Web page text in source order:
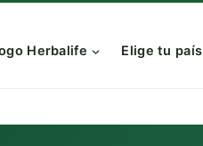
Herbalife Elige tu país